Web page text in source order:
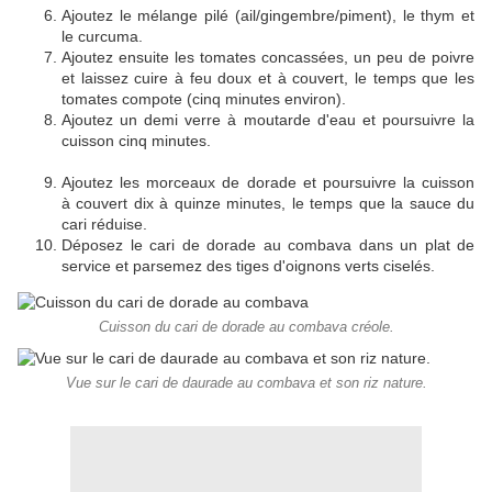
Ajoutez le mélange pilé (ail/gingembre/piment), le thym et
le curcuma.
Ajoutez ensuite les tomates concassées, un peu de poivre
et laissez cuire à feu doux et à couvert, le temps que les
tomates compote (cinq minutes environ).
Ajoutez un demi verre à moutarde d'eau et poursuivre la
cuisson cinq minutes.
Ajoutez les morceaux de dorade et poursuivre la cuisson
à couvert dix à quinze minutes, le temps que la sauce du
cari réduise.
Déposez le cari de dorade au combava dans un plat de
service et parsemez des tiges d'oignons verts ciselés.
Cuisson du cari de dorade au combava créole.
Vue sur le cari de daurade au combava et son riz nature.